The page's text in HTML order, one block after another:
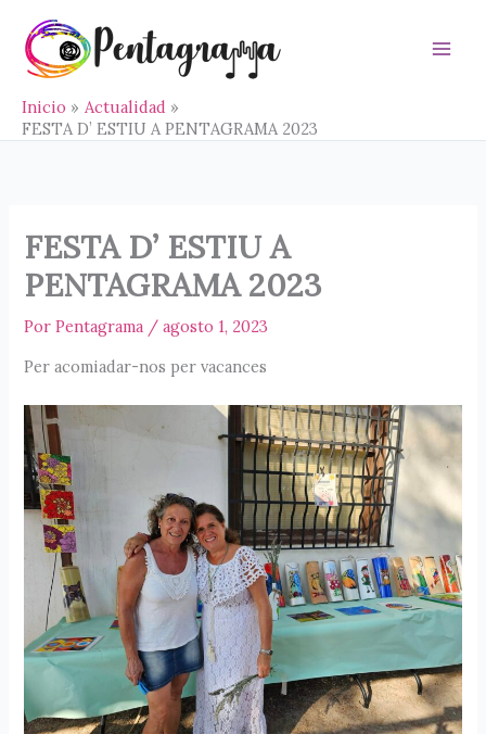
contenido
Inicio
Actualidad
FESTA D’ ESTIU A PENTAGRAMA 2023
FESTA D’ ESTIU A
PENTAGRAMA 2023
PorPentagrama /agosto 1, 2023
Per acomiadar-nos per vacances